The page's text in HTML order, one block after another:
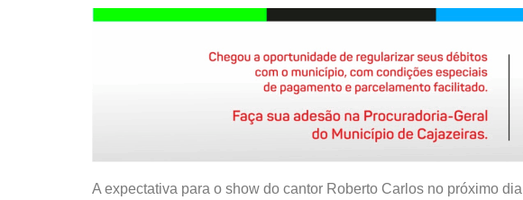
A expectativa para o show do cantor Roberto Carlos no próximo